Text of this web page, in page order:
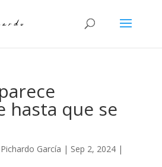
hasta que se
García | Sep 2, 2024|